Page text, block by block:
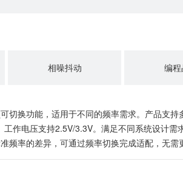
相噪抖动 编
切换功能，适用于不同的频率需求。产品支
作电压支持2.5V/3.3V。满足不同系统设计需
频率的差异，可通过频率切换完成适配，无